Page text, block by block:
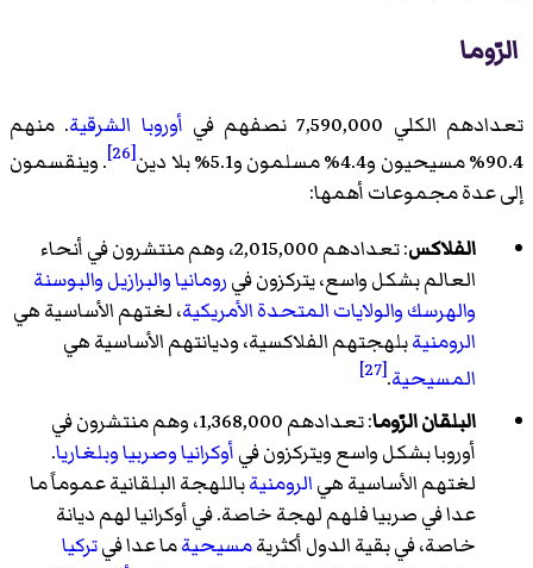
الرّوما
تعدادهم الكلي 7,590,000 نصفهم في أوروبا الشرقية. منهم
90.4% مسيحيون و4.4% مسلمون و5.1% بلا دين
[26]
. وينقسمون
إلى عدة مجموعات أهمها:
الفلاكس
: تعدادهم 2,015,000، وهم منتشرون في أنحاء
العالم بشكل واسع، يتركزون فيرومانياوالبرازيلوالبوسنة
والهرسكوالولايات المتحدة الأمريكية، لغتهم الأساسية هي
الرومنيةبلهجتهم الفلاكسية، وديانتهم الأساسية هي
المسيحية.
[27]
البلقان الرّوما
: تعدادهم 1,368,000، وهم منتشرون في
أوروبا بشكل واسع ويتركزون فيأوكرانياوصربياوبلغاريا.
لغتهم الأساسية هيالرومنيةباللهجة البلقانية عموماً ما
عدا في صربيا فلهم لهجة خاصة. في أوكرانيا لهم ديانة
خاصة، في بقية الدول أكثريةمسيحيةما عدا فيتركيا